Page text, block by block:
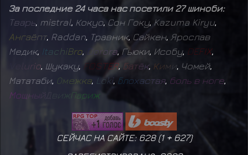
За последние 24 часа нас посетили 27 шиноби:
Тварь mistral Кокуо Сон Гоку, Kazuma Kiryu,
Ангаёпт, Raddan Травник, Сайкен, Ярослав
Медик, ItachiBro D orora Гьюки, Исобу, DEFIX,
urio Шукаку, F OSTER, Батёк, Кими Чомей,
Мататаби, Омежка, Loki, Блохастая, боль в ноге
Мощный жПариж
СЕЙЧАС НА САЙТЕ: 628 (1+ 627)